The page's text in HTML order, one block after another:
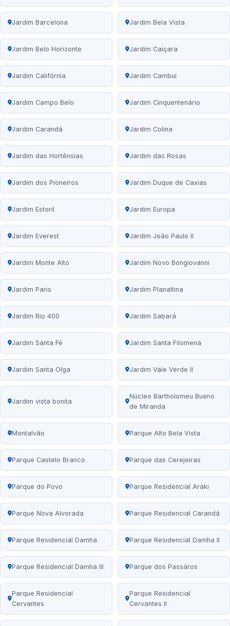
Jardim Barcelona Jardim Bela Vista
Jardim Belo Horizonte Jardim Caiçara
Jardim Califórnia Jardim Cambuí
Jardim Campo Belo Jardim Cinqüentenário
Jardim Carandá Jardim Colina
Jardim das Hortênsias Jardim das Rosas
Jardim dos Pioneiros Jardim Duque de Caxias
Jardim Estoril Jardim Europa
Jardim Everest Jardim João Paulo II
Jardim Monte Alto Jardim Novo Bongiovanni
Jardim Paris Jardim Planaltina
Jardim Rio 400 Jardim Sabará
Jardim Santa Fé Jardim Santa Filomena
Jardim Santa Olga Jardim Vale Verde II
Jardim vista bonita
Núcleo Bartholomeu Bueno
de Miranda
Montalvão Parque Alto Bela Vista
Parque Castelo Branco Parque das Cerejeiras
Parque do Povo Parque Residencial Araki
Parque Nova Alvorada Parque Residencial Carandá
Parque Residencial Damha Parque Residencial Damha II
Parque Residencial Damha III Parque dos Passáros
Parque Residencial
Cervantes
Parque Residencial
Cervantes II